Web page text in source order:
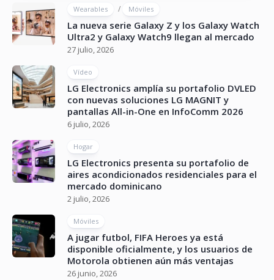
Wearables / Móviles
La nueva serie Galaxy Z y los Galaxy Watch
Ultra2 y Galaxy Watch9 llegan al mercado
27 julio, 2026
Vídeo
LG Electronics amplía su portafolio DVLED
con nuevas soluciones LG MAGNIT y
pantallas All-in-One en InfoComm 2026
6 julio, 2026
Hogar
LG Electronics presenta su portafolio de
aires acondicionados residenciales para el
mercado dominicano
2 julio, 2026
Móviles
A jugar futbol, FIFA Heroes ya está
disponible oficialmente, y los usuarios de
Motorola obtienen aún más ventajas
26 junio, 2026